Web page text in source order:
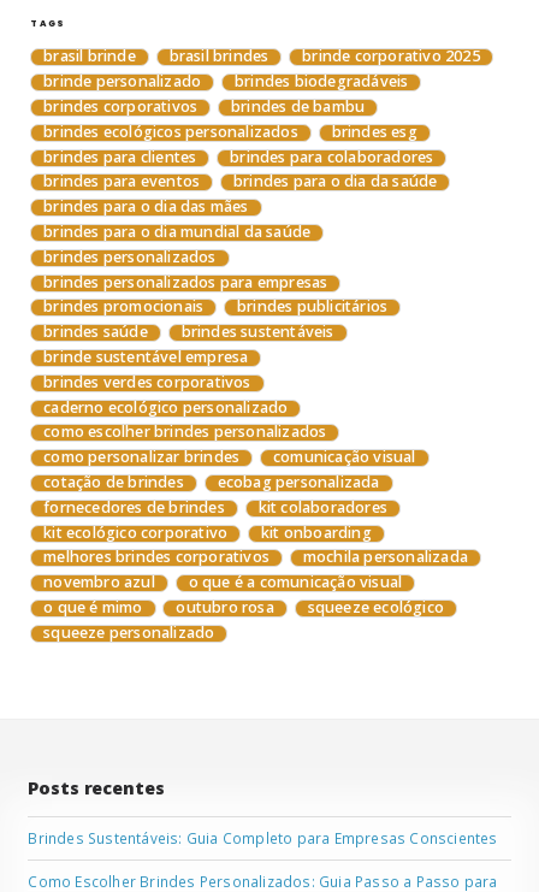
TAGS
brasil brinde brasil brindes
brinde corporativo 2025
brinde personalizado
brindes biodegradáveis
brindes corporativos
brindes de bambu
brindes ecológicos personalizados
brindes esg
brindes para clientes
brindes para colaboradores
brindes para eventos
brindes para o dia da saúde
brindes para o dia das mães
brindes para o dia mundial da saúde
brindes personalizados
brindes personalizados para empresas
brindes promocionais
brindes publicitários
brindes saúde
brindes sustentáveis
brinde sustentável empresa
brindes verdes corporativos
caderno ecológico personalizado
como escolher brindes personalizados
como personalizar brindes
comunicação visual
cotação de brindes
ecobag personalizada
fornecedores de brindes
kit colaboradores
kit ecológico corporativo
kit onboarding
melhores brindes corporativos
mochila personalizada
novembro azul
o que é a comunicação visual
o que é mimo
outubro rosa
squeeze ecológico
squeeze personalizado
Posts recentes
Brindes Sustentáveis: Guia Completo para Empresas Conscientes
Como Escolher Brindes Personalizados: Guia Passo a Passo para